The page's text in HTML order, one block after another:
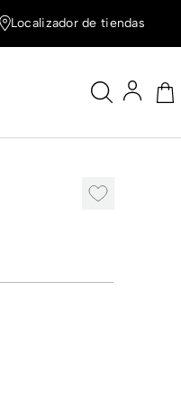
Localizador de tiendas